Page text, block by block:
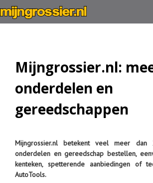
Mijngrossier.nl:
onderdelen en
gereedschappen
Mijngrossier.nl betekent veel meer
onderdelen en gereedschap bestellen,
kenteken, spetterende aanbiedingen of
AutoTools.